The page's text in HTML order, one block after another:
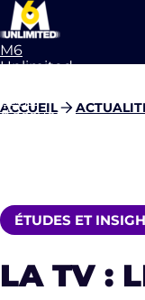
M6
Unlimited
page
d’accueil
ACCUEIL
ÉTUDES ET
LA TV :